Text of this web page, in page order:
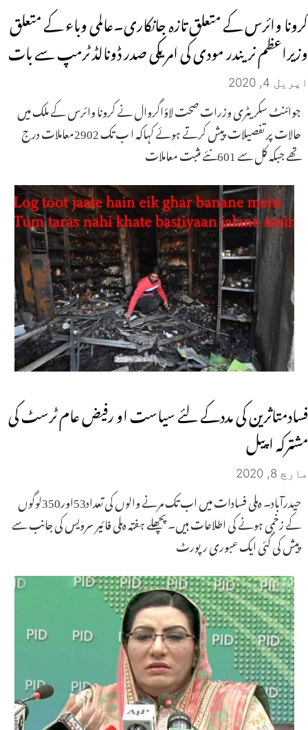
کرونا وائرس کے متعلق تازہ جانکاری۔عالمی وباء کے متعلق
وزیراعظم نریندر مودی کی امریکی صدر ڈونالڈ ٹرمپ سے بات
اپریل 4, 2020
جوائنٹ سکریٹری وزرات صحت لاؤاگروال نے کرونا وائرس کے ملک میں
حالات پر تفصیلات پیش کرتے ہوئے کہاکہ ا ب تک 2902معاملات درج
تھے جبکہ کل سے 601نئے مثبت معاملات
فسادمتاثرین کی مددکے لئے سیاست او رفیض عام ٹرسٹ کی
مشترکہ اپیل
مارچ 8, 2020
حیدرآباد۔ دہلی فسادات میں اب تک مرنے والوں کی تعداد53اور350لوگوں
کے زخمی ہونے کی اطلاعات ہیں۔ پچھلے ہفتہ دہلی فائیر سرویس کی جانب سے
پیش کی گئی ایک عبوری رپورٹ